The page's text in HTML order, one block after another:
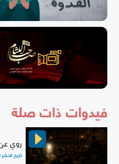
فيدوات ذات صلة
روي عن
تاريخ النشر :